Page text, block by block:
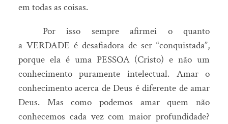
em todas as coisas.
Por isso sempre afirmei o quanto
a VERDADE é desafiadora de ser “conquistada”,
porque ela é uma PESSOA (Cristo) e não um
conhecimento puramente intelectual. Amar o
conhecimento acerca de Deus é diferente de amar
Deus. Mas como podemos amar quem não
conhecemos cada vez com maior profundidade?